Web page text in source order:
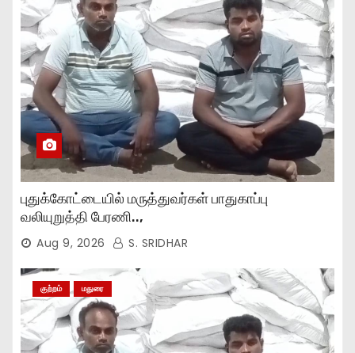
புதுக்கோட்டையில் மருத்துவர்கள் பாதுகாப்பு
வலியுறுத்தி பேரணி..,
Aug 9, 2026 S. SRIDHAR
குற்றம் மதுரை